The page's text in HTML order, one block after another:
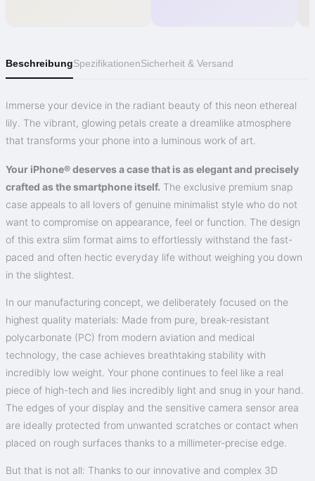
BeschreibungSpezifikationenSicherheit & Versand
Immerse your device in the radiant beauty of this neon ethereal
lily. The vibrant, glowing petals create a dreamlike atmosphere
that transforms your phone into a luminous work of art.
Your iPhone® deserves a case that is as elegant and precisely
crafted as the smartphone itself. The exclusive premium snap
case appeals to all lovers of genuine minimalist style who do not
want to compromise on appearance, feel or function. The design
of this extra slim format aims to effortlessly withstand the fast-
paced and often hectic everyday life without weighing you down
in the slightest.
In our manufacturing concept, we deliberately focused on the
highest quality materials: Made from pure, break-resistant
polycarbonate (PC) from modern aviation and medical
technology, the case achieves breathtaking stability with
incredibly low weight. Your phone continues to feel like a real
piece of high-tech and lies incredibly light and snug in your hand.
The edges of your display and the sensitive camera sensor area
are ideally protected from unwanted scratches or contact when
placed on rough surfaces thanks to a millimeter-precise edge.
But that is not all: Thanks to our innovative and complex 3D